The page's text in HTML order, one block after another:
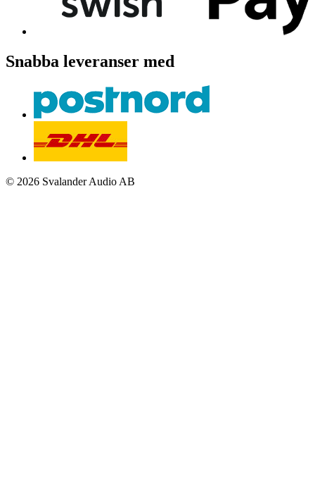
Snabba leveranser med
© 2026 Svalander Audio AB